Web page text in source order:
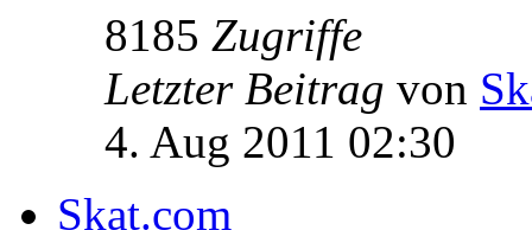
Letzter Beitrag von
15. Mai 2012 12:46